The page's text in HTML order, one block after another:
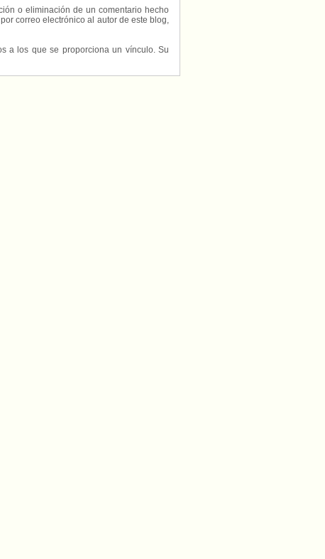
o eliminación de un comentario hecho
correo electrónico al autor de este blog,
a los que se proporciona un vínculo. Su